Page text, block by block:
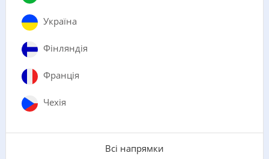
Україна
Фінляндія
Франція
Чехія
Всі напрямки